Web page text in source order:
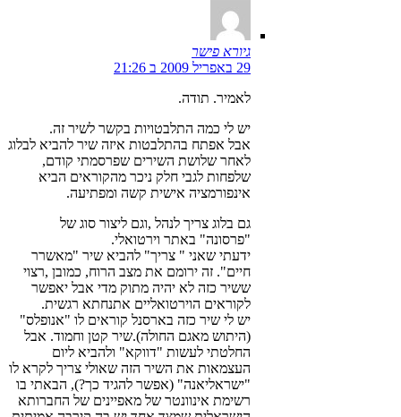
גיורא פישר
29 באפריל 2009 ב 21:26
לאמיר. תודה.
יש לי כמה התלבטויות בקשר לשיר זה.
אבל אפתח בהתלבטות איזה שיר להביא לבלוג
לאחר שלושת השירים שפרסמתי קודם,
שלפחות לגבי חלק ניכר מהקוראים הביא
אינפורמציה אישית קשה ומפתיעה.
גם בלוג צריך לנהל ,וגם ליצור סוג של
"פרסונה" באתר וירטואלי.
ידעתי שאני " צריך" להביא שיר "מאשרר
חיים". זה ירומם את מצב הרוח, כמובן ,רצוי
ששיר כזה לא יהיה מתוק מדי אבל יאפשר
לקוראים הוירטואליים אתנחתא רגשית.
יש לי שיר כזה בארסנל קוראים לו "אנופלס"
(היתוש מאגם החולה).שיר קטן וחמוד. אבל
החלטתי לעשות "דווקא" ולהביא ליום
העצמאות את השיר הזה שאולי צריך לקרא לו
"ישראליאנה" (אפשר להגיד כך?), הבאתי בו
רשימת אינוונטר של מאפיינים של החברותא